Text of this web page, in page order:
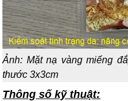
Ảnh: Mặt nạ vàng miếng
thước 3x3cm
Thông số kỹ thuật: